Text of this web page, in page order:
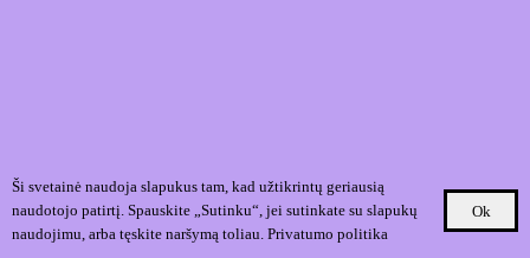
Ši svetainė naudoja slapukus tam, kad užtikrintų geriausią
naudotojo patirtį. Spauskite „Sutinku“, jei sutinkate su slapukų
naudojimu, arba tęskite naršymą toliau. Privatumo politika
Ok